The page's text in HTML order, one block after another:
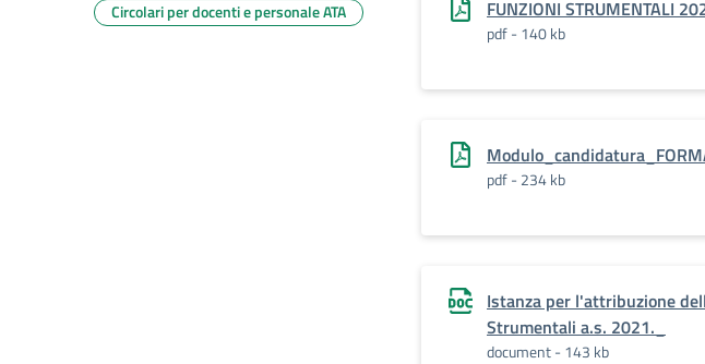
FUNZIONI STRUMENTALI
pdf - 140 kb
pdf - 234 kb
Istanza per l'attribuzione
Strumentali a.s. 2021._
document - 143 kb
Circolari per docenti e personale ATA